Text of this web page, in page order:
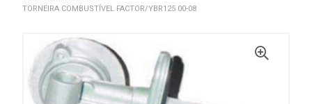
TORNEIRA COMBUSTÍVEL FACTOR/YBR125 00-08